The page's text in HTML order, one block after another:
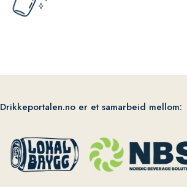
Drikkeportalen.no er et samarbeid mellom: